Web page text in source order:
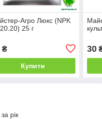
Агро Люкс (NPK
25 г
₴
Купити
30
рік